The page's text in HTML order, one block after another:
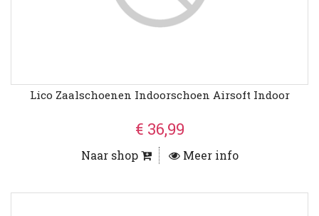
Lico Zaalschoenen Indoorschoen Airsoft Indoor
€ 36,99
Naar shop Meer info